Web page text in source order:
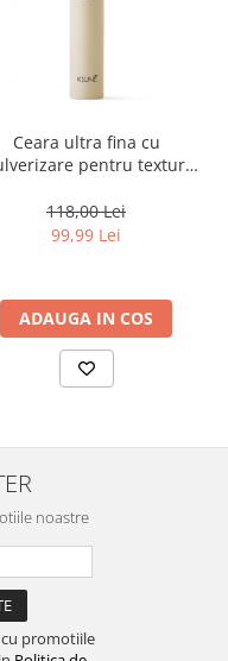
Ceara ultra fina cu
pentru texturi
Style Air Wax, 200 ml
118,00 Lei
99,99 Lei
ADAUGA IN COS
noastre
promotiile